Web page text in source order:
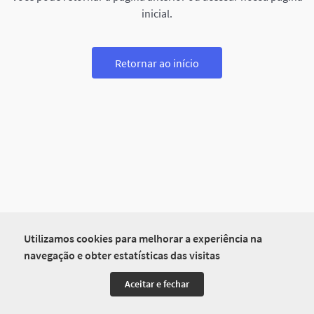
Utilizamos cookies para melhorar a experiência na
navegação e obter estatísticas das visitas
Aceitar e fechar
inicial.
Retornar ao início